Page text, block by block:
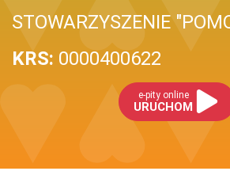
STOWARZYSZENIE
KRS: 0000400622
e-pity online
URUCHOM